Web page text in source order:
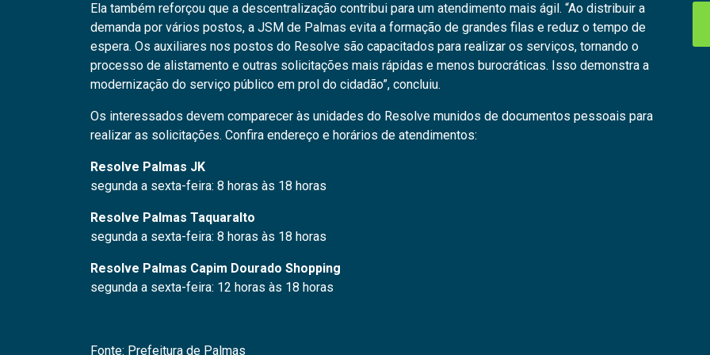
Ela também reforçou que a descentralização contribui para um atendimento mais ágil. “Ao distribuir a
demanda por vários postos, a JSM de Palmas evita a formação de grandes filas e reduz o tempo de
espera. Os auxiliares nos postos do Resolve são capacitados para realizar os serviços, tornando o
processo de alistamento e outras solicitações mais rápidas e menos burocráticas. Isso demonstra a
modernização do serviço público em prol do cidadão”, concluiu.
Os interessados devem comparecer às unidades do Resolve munidos de documentos pessoais para
realizar as solicitações. Confira endereço e horários de atendimentos:
Resolve Palmas JK
segunda a sexta-feira: 8 horas às 18 horas
Resolve Palmas Taquaralto
segunda a sexta-feira: 8 horas às 18 horas
Resolve Palmas Capim Dourado Shopping
segunda a sexta-feira: 12 horas às 18 horas
Fonte: Prefeitura de Palmas